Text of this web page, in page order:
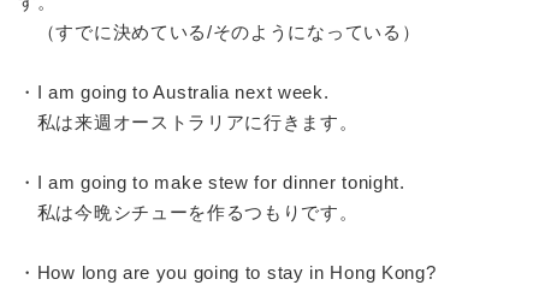
（すでに決めている/そのようになっている）
・I am going to Australia next week.
私は来週オーストラリアに行きます。
・I am going to make stew for dinner tonight.
私は今晩シチューを作るつもりです。
・How long are you going to stay in Hong Kong?